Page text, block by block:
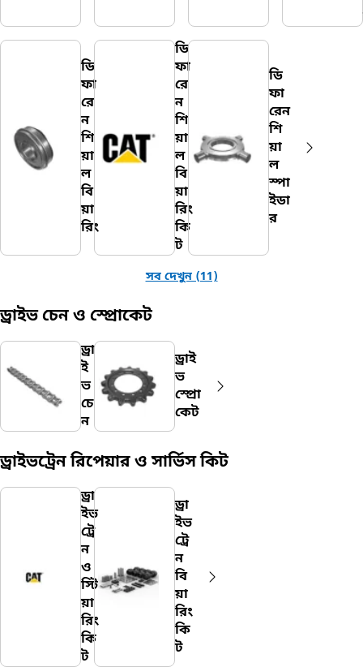
ডি
ফা
রে
ন
শি
য়া
ল
বি
য়া
রিং
ডি
ফা
রে
ন
শি
য়া
ল
বি
য়া
রিং
কি
ট
ডি
ফা
রেন
শি
য়া
ল
স্পা
ইডা
র
সব দেখুন (11)
ড্রাইভ চেন ও স্প্রোকেট
ড্রা
ই
ভ
চে
ন
ড্রাই
ভ
স্প্রো
কেট
ড্রাইভট্রেন রিপেয়ার ও সার্ভিস কিট
ড্রা
ইভ
ট্রে
ন
ও
স্টি
য়া
রিং
কি
ট
ড্রা
ইভ
ট্রে
ন
বি
য়া
রিং
কি
ট